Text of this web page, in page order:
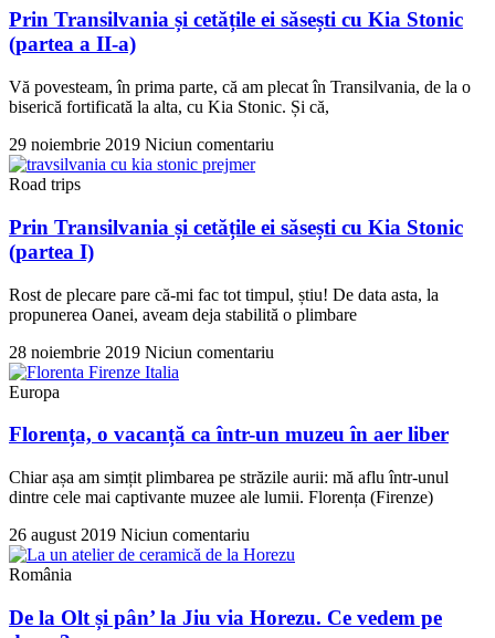
Prin Transilvania și cetățile ei săsești cu Kia Stonic
(partea a II-a)
Vă povesteam, în prima parte, că am plecat în Transilvania, de la o
biserică fortificată la alta, cu Kia Stonic. Și că,
29 noiembrie 2019 Niciun comentariu
Road trips
Prin Transilvania și cetățile ei săsești cu Kia Stonic
(partea I)
Rost de plecare pare că-mi fac tot timpul, știu! De data asta, la
propunerea Oanei, aveam deja stabilită o plimbare
28 noiembrie 2019 Niciun comentariu
Europa
Florența, o vacanță ca într-un muzeu în aer liber
Chiar așa am simțit plimbarea pe străzile aurii: mă aflu într-unul
dintre cele mai captivante muzee ale lumii. Florența (Firenze)
26 august 2019 Niciun comentariu
România
De la Olt și pân’ la Jiu via Horezu. Ce vedem pe